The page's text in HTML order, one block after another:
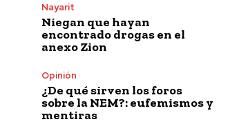
Nayarit
Niegan que hayan
encontrado drogas en el
anexo Zion
Opinión
¿De qué sirven los foros
sobre la NEM?: eufemismos y
mentiras